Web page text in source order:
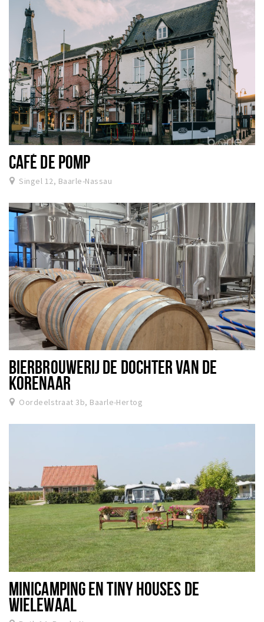
CAFÉ DE POMP
Singel 12, Baarle-Nassau
BIERBROUWERIJ DE DOCHTER VAN DE
KORENAAR
Oordeelstraat 3b, Baarle-Hertog
MINICAMPING EN TINY HOUSES DE
WIELEWAAL